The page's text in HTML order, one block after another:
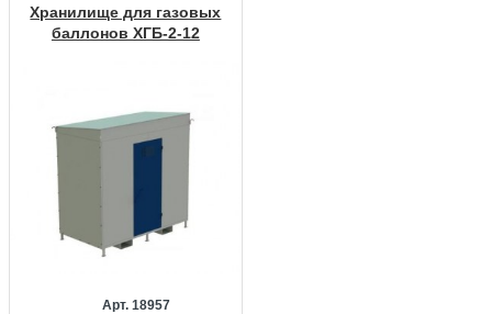
Хранилище для газовых
баллонов ХГБ-2-12
Арт. 18957